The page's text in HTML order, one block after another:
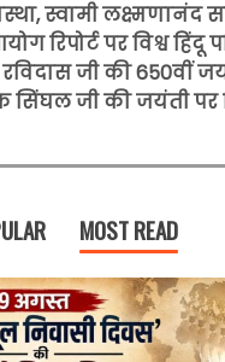
स्वामी लक्ष्मणानंद
रिपोर्ट पर विश्व हिंदू
रविदास जी की 650वीं
सिंघल जी की जयंती पर
MOST READ